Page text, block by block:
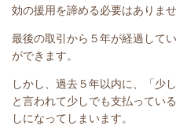
効の援用を諦める必要はありませ
最後の取引から５年が経過して
ができます。
しかし、過去５年以内に、「少
と言われて少しでも支払ってい
しになってしまいます。